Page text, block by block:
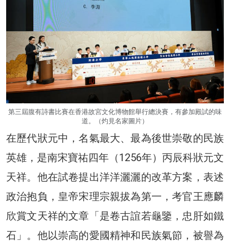
第三屆腹有詩書比賽在香港故宮文化博物館舉行總決賽，有參加殿試的味
道。（灼見名家圖片）
在歷代狀元中，名氣最大、最為後世崇敬的民族
英雄，是南宋寶祐四年（1256年）丙辰科狀元文
天祥。他在試卷提出洋洋灑灑的改革方案，表述
政治抱負，皇帝宋理宗親拔為第一，考官王應麟
欣賞文天祥的文章「是卷古誼若龜鑒，忠肝如鐵
石」。他以崇高的愛國精神和民族氣節，被譽為